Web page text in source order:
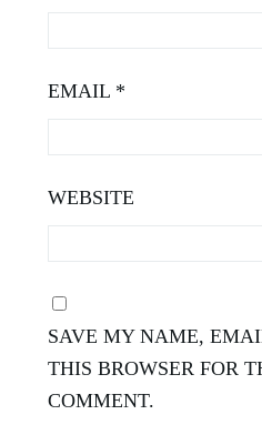
EMAIL *
WEBSITE
SAVE MY NAME,
THIS BROWSER FOR
COMMENT.